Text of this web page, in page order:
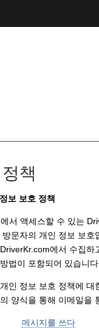
책
보 보호 정책
서 액세스할 수 있는
문자의 개인 정보 보호
에서 수집하
법이 포함되어 있습니다.
인 정보 보호 정책에 대
양식을 통해 이메일을
메시지를 쓰다